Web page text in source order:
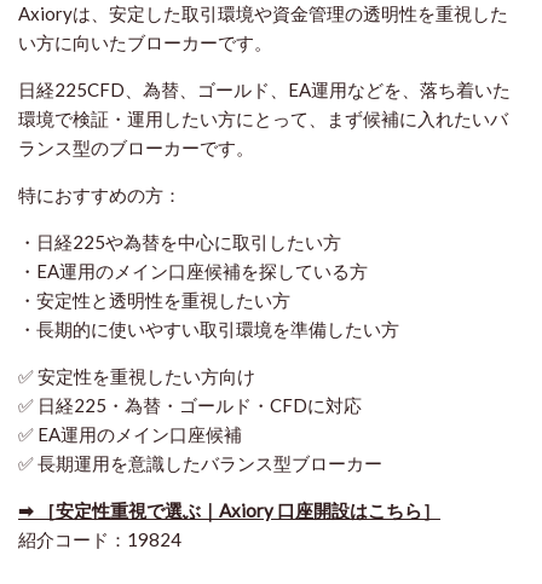
Axioryは、安定した取引環境や資金管理の透明性を重視した
い方に向いたブローカーです。
日経225CFD、為替、ゴールド、EA運用などを、落ち着いた
環境で検証・運用したい方にとって、まず候補に入れたいバ
ランス型のブローカーです。
特におすすめの方：
・日経225や為替を中心に取引したい方
・EA運用のメイン口座候補を探している方
・安定性と透明性を重視したい方
・長期的に使いやすい取引環境を準備したい方
✅ 安定性を重視したい方向け
✅ 日経225・為替・ゴールド・CFDに対応
✅ EA運用のメイン口座候補
✅ 長期運用を意識したバランス型ブローカー
➡ ［安定性重視で選ぶ｜Axiory 口座開設はこちら］
紹介コード：19824